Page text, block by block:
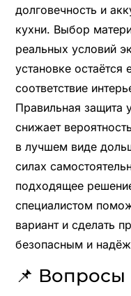
долговечность и
кухни. Выбор
реальных условий
установке
соответствие
Правильная защита
снижает
в лучшем виде
силах
подходящее
специалистом
вариант и сделать
безопасным и
📌 Вопросы